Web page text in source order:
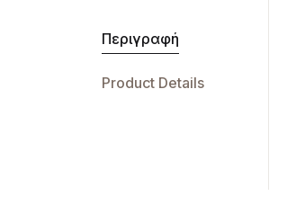
Περιγραφή
Product Details